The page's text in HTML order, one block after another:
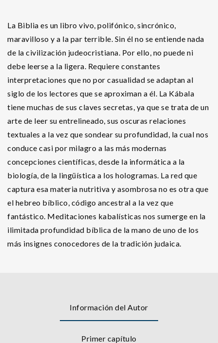
La Biblia es un libro vivo, polifónico, sincrónico,
maravilloso y a la par terrible. Sin él no se entiende nada
de la civilización judeocristiana. Por ello, no puede ni
debe leerse a la ligera. Requiere constantes
interpretaciones que no por casualidad se adaptan al
siglo de los lectores que se aproximan a él. La Kábala
tiene muchas de sus claves secretas, ya que se trata de un
arte de leer su entrelineado, sus oscuras relaciones
textuales a la vez que sondear su profundidad, la cual nos
conduce casi por milagro a las más modernas
concepciones científicas, desde la informática a la
biología, de la lingüística a los hologramas. La red que
captura esa materia nutritiva y asombrosa no es otra que
el hebreo bíblico, código ancestral a la vez que
fantástico. Meditaciones kabalísticas nos sumerge en la
ilimitada profundidad bíblica de la mano de uno de los
más insignes conocedores de la tradición judaica.
Información del Autor
Primer capítulo